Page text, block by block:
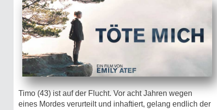
Timo (43) ist auf der Flucht. Vor acht Jahren wegen
eines Mordes verurteilt und inhaftiert, gelang endlich der